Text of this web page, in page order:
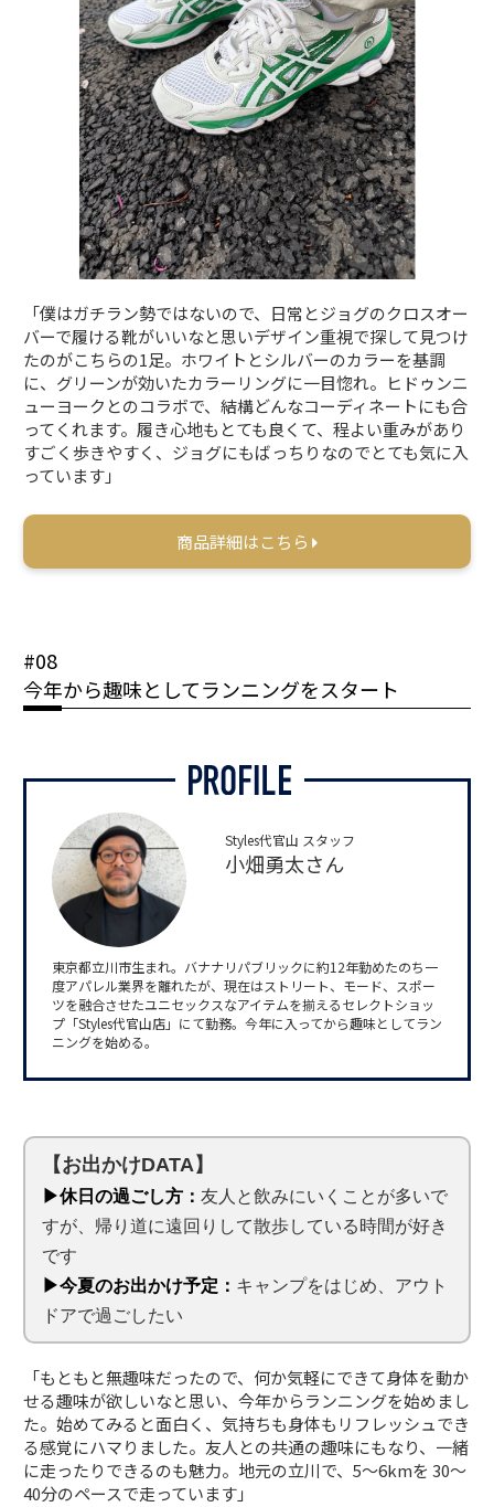
「僕はガチラン勢ではないので、日常とジョグのクロスオー
バーで履ける靴がいいなと思いデザイン重視で探して見つけ
たのがこちらの1足。ホワイトとシルバーのカラーを基調
に、グリーンが効いたカラーリングに一目惚れ。ヒドゥンニ
ューヨークとのコラボで、結構どんなコーディネートにも合
ってくれます。履き心地もとても良くて、程よい重みがあり
すごく歩きやすく、ジョグにもばっちりなのでとても気に入
っています」
商品詳細はこちら
#08
今年から趣味としてランニングをスタート
Styles代官山 スタッフ
小畑勇太さん
東京都立川市生まれ。バナナリパブリックに約12年勤めたのち一
度アパレル業界を離れたが、現在はストリート、モード、スポー
ツを融合させたユニセックスなアイテムを揃えるセレクトショッ
プ「Styles代官山店」にて勤務。今年に入ってから趣味としてラン
ニングを始める。
【お出かけDATA】
▶休日の過ごし方：友人と飲みにいくことが多いで
すが、帰り道に遠回りして散歩している時間が好き
です
▶今夏のお出かけ予定： キャンプをはじめ、アウト
ドアで過ごしたい
「もともと無趣味だったので、何か気軽にできて身体を動か
せる趣味が欲しいなと思い、今年からランニングを始めまし
た。始めてみると面白く、気持ちも身体もリフレッシュでき
る感覚にハマりました。友人との共通の趣味にもなり、一緒
に走ったりできるのも魅力。地元の立川で、5〜6kmを 30〜
40分のペースで走っています」